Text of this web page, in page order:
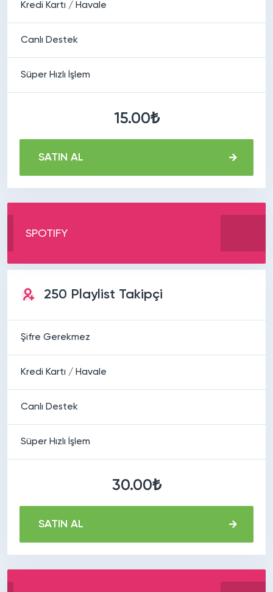
Kredi Kartı / Havale
Canlı Destek
Süper Hızlı İşlem
15.00₺
SATIN AL
SPOTIFY
250 Playlist Takipçi
Şifre Gerekmez
Kredi Kartı / Havale
Canlı Destek
Süper Hızlı İşlem
30.00₺
SATIN AL